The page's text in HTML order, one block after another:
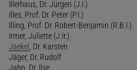
Illerhaus, Dr. Jürgen (J.I.)
Illes, Prof. Dr. Peter (P.I.)
Illing, Prof. Dr. Robert-Benjamin (R.B.I.)
Irmer, Juliette (J.Ir.)
Jaekel , Dr. Karsten
Jäger, Dr. Rudolf
Jahn, Dr. Ilse